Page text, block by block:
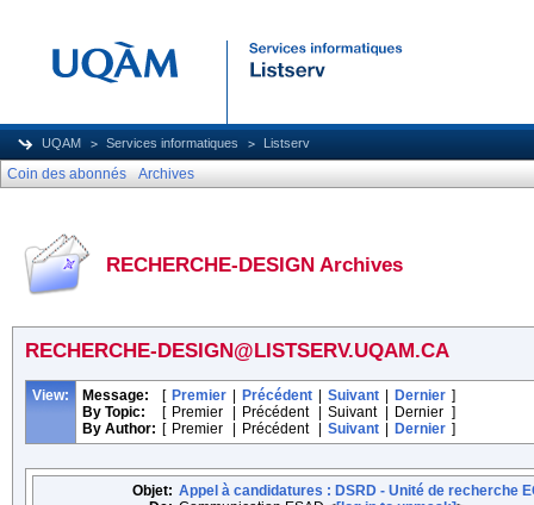
UQAM Services informatiques Listserv
Coin des abonnés Archives
RECHERCHE-DESIGN Archives
RECHERCHE-DESIGN@LISTSERV.UQAM.CA
View: Message: [ Premier Précédent Suivant Dernier ]
By Topic:
[ Premier Précédent Suivant Dernier ]
By Author: [ Premier Précédent Suivant Dernier ]
Objet: Appel à candidatures : DSRD - Unité de recherche